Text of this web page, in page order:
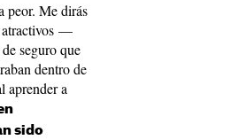
peor. Me dirás
atractivos —
seguro que
dentro de
aprender a
sido